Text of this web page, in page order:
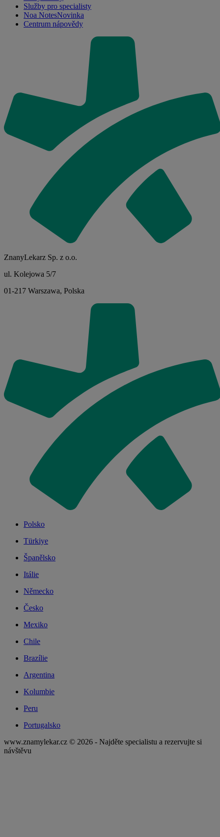
Služby pro specialisty
Noa NotesNovinka
Centrum nápovědy
ZnanyLekarz Sp. z o.o.
ul. Kolejowa 5/7
01-217 Warszawa, Polska
Polsko
Türkiye
Španělsko
Itálie
Německo
Česko
Mexiko
Chile
Brazílie
Argentina
Kolumbie
Peru
Portugalsko
www.znamylekar.cz © 2026 - Najděte specialistu a rezervujte si
návštěvu